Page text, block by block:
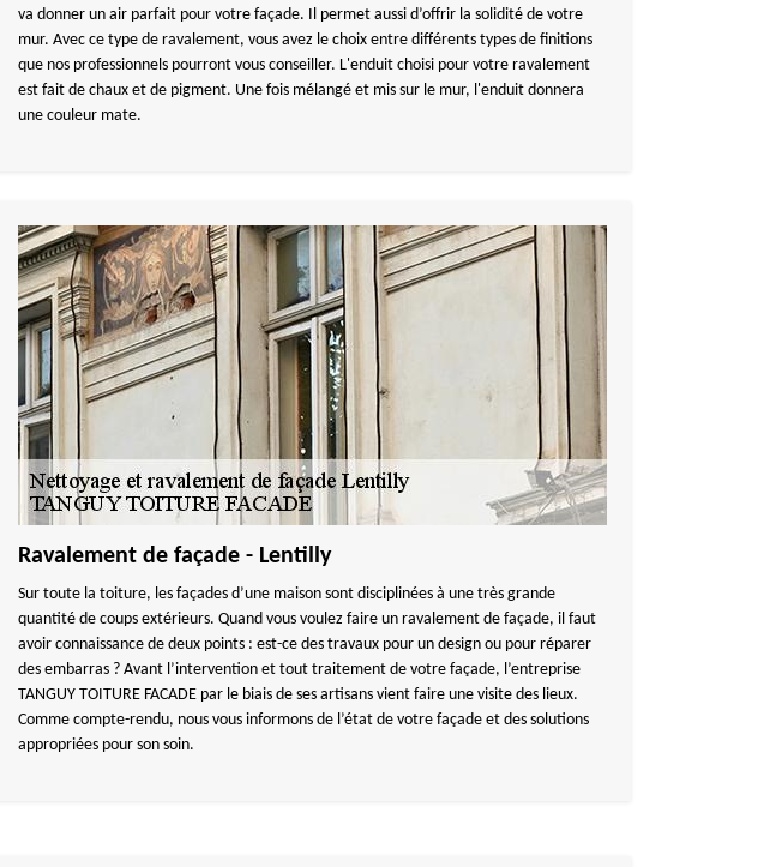
va donner un air parfait pour votre façade. Il permet aussi d’offrir la solidité de votre
mur. Avec ce type de ravalement, vous avez le choix entre différents types de finitions
que nos professionnels pourront vous conseiller. L'enduit choisi pour votre ravalement
est fait de chaux et de pigment. Une fois mélangé et mis sur le mur, l'enduit donnera
une couleur mate.
Ravalement de façade - Lentilly
Sur toute la toiture, les façades d’une maison sont disciplinées à une très grande
quantité de coups extérieurs. Quand vous voulez faire un ravalement de façade, il faut
avoir connaissance de deux points : est-ce des travaux pour un design ou pour réparer
des embarras ? Avant l’intervention et tout traitement de votre façade, l’entreprise
TANGUY TOITURE FACADE par le biais de ses artisans vient faire une visite des lieux.
Comme compte-rendu, nous vous informons de l’état de votre façade et des solutions
appropriées pour son soin.